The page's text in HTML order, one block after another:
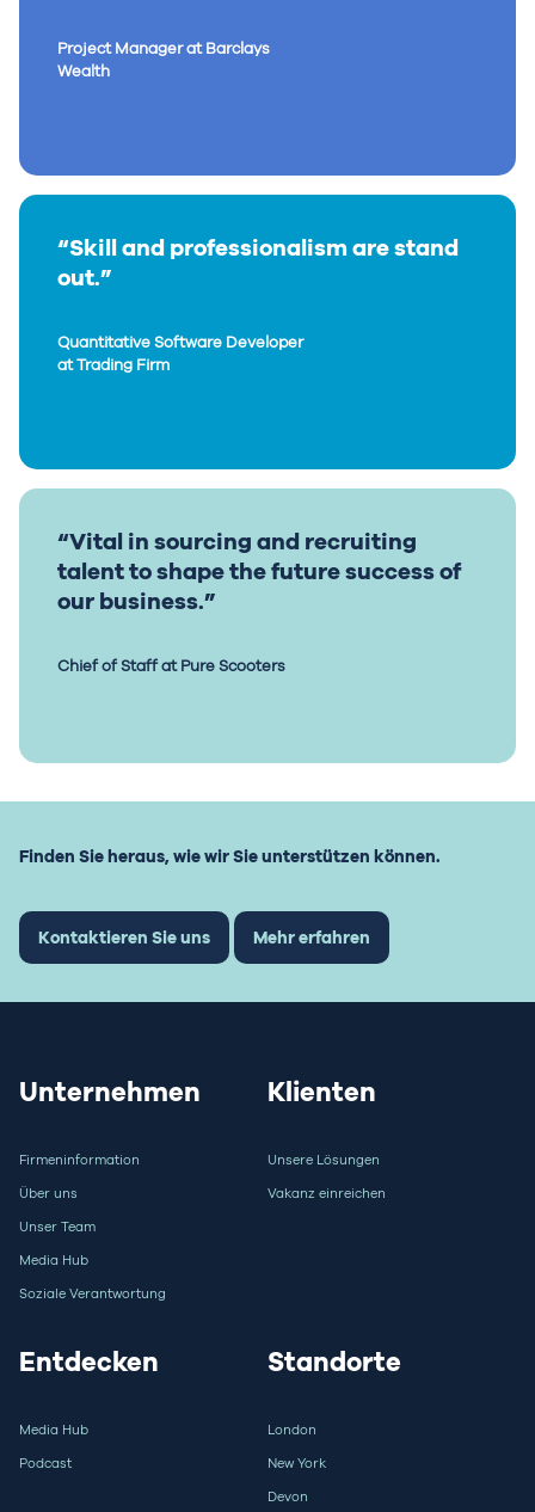
Project Manager at Barclays
Wealth
“Skill and professionalism are stand
out.”
Quantitative Software Developer
at Trading Firm
“Vital in sourcing and recruiting
talent to shape the future success of
our business.”
Chief of Staff at Pure Scooters
Finden Sie heraus, wie wir Sie unterstützen können.
Kontaktieren Sie uns Mehr erfahren
Unternehmen
Firmeninformation
Über uns
Unser Team
Media Hub
Soziale Verantwortung
Klienten
Unsere Lösungen
Vakanz einreichen
Entdecken
Media Hub
Podcast
Standorte
London
New York
Devon